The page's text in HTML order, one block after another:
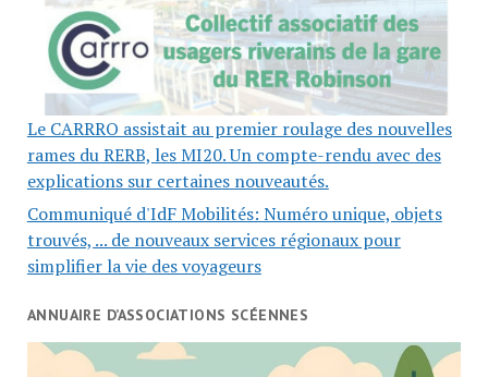
Le CARRRO assistait au premier roulage des nouvelles
rames du RERB, les MI20. Un compte-rendu avec des
explications sur certaines nouveautés.
Communiqué d'IdF Mobilités: Numéro unique, objets
trouvés, ... de nouveaux services régionaux pour
simplifier la vie des voyageurs
ANNUAIRE D’ASSOCIATIONS SCÉENNES